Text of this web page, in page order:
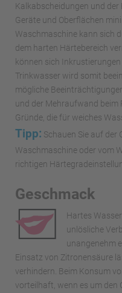
Kalkabscheidungen und
Geräte und Oberflächen
Waschmaschine kann sich
dem harten Härtebereich
können sich
Trinkwasser wird somit
mögliche
und der Mehraufwand beim
Gründe, die für weiches
Tipp: Schauen Sie auf der
Waschmaschine oder vom
richtigen
Geschmack
Hartes
unlösliche
unangenehm
Einsatz von Zitronensäure
verhindern. Beim Konsum
vorteilhaft, wenn es um den